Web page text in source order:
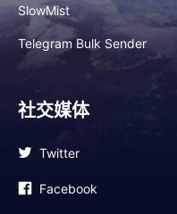
SlowMist
Telegram Bulk Sender
社交媒体
Twitter
Facebook